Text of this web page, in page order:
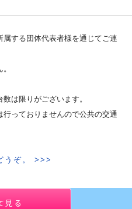
する団体代表者様を通じてご連
は限りがございます。
っておりませんので公共の交通
うぞ。 >>>
見る